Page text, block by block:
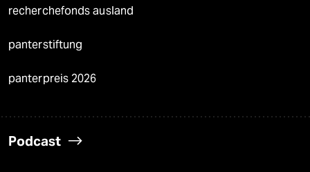
recherchefonds ausland
panterstiftung
panterpreis 2026
Podcast